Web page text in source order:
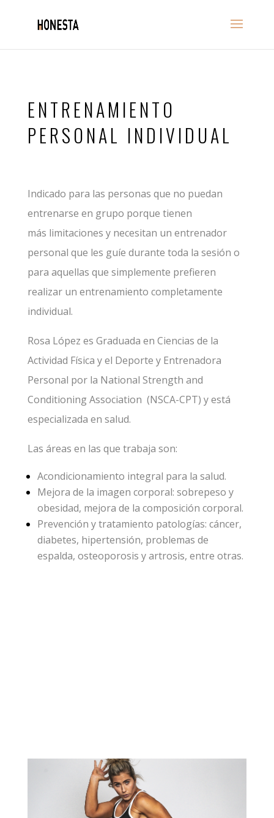
ENTRENAMIENTO
PERSONAL INDIVIDUAL
Indicado para las personas que no puedan
entrenarse en grupo porque tienen
más limitaciones y necesitan un entrenador
personal que les guíe durante toda la sesión o
para aquellas que simplemente prefieren
realizar un entrenamiento completamente
individual.
Rosa López es Graduada en Ciencias de la
Actividad Física y el Deporte y Entrenadora
Personal por la National Strength and
Conditioning Association (NSCA-CPT) y está
especializada en salud.
Las áreas en las que trabaja son:
Acondicionamiento integral para la salud.
Mejora de la imagen corporal: sobrepeso y
obesidad, mejora de la composición corporal.
Prevención y tratamiento patologías: cáncer,
diabetes, hipertensión, problemas de
espalda, osteoporosis y artrosis, entre otras.